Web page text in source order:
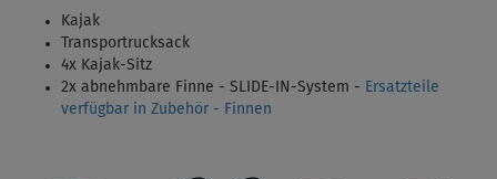
Kajak
Transportrucksack
4x Kajak-Sitz
2x abnehmbare Finne - SLIDE-IN-System - Ersatzteile
verfügbar in Zubehör - Finnen